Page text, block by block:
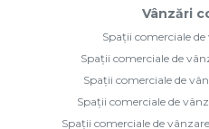
Vânzări
Spații comerciale
Spații comerciale de
Spații comerciale de
Spații comerciale de
Spații comerciale de